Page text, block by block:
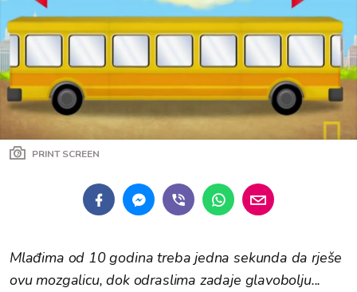
PRINT SCREEN
Mlađima od 10 godina treba jedna sekunda da rješe
ovu mozgalicu, dok odraslima zadaje glavobolju...